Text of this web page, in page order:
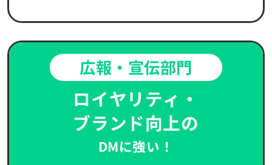
広報・宣伝部門
ロイヤリティ・
ブランド向上の
DMに強い！